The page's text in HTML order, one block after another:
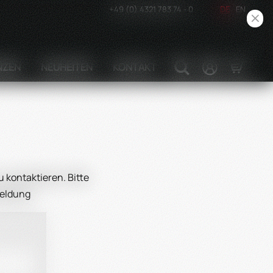
+49 (0) 4321 783 74 - 0 DE EN
NEUHEITEN KONTAKT
kontaktieren. Bitte